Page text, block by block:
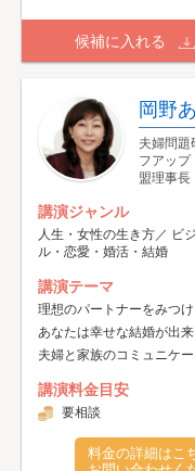
候補に入れる
岡野
夫婦問題
フアッ
盟理事長
講演ジャンル
人生・女性の生き方／ ビ
ル・恋愛・婚活・結婚
講演テーマ
理想のパートナーをみつ
あなたは幸せな結婚が出
夫婦と家族のコミュニケ
講演料金目安
要相談
料金の詳細はこ